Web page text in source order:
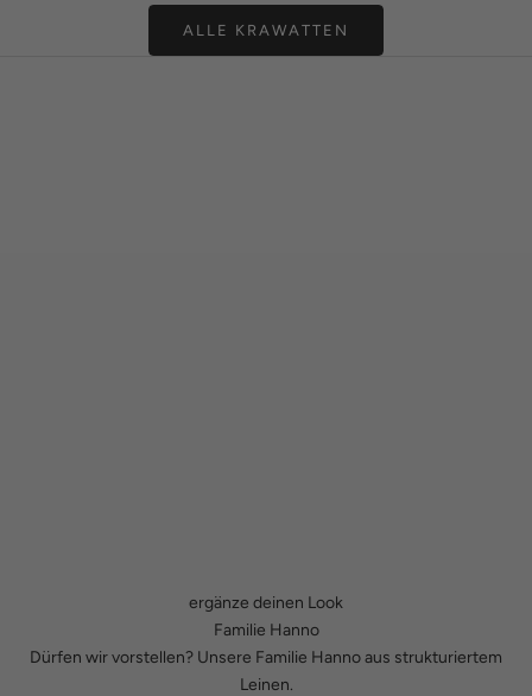
ALLE KRAWATTEN
ergänze deinen Look
Familie Hanno
Dürfen wir vorstellen? Unsere Familie Hanno aus strukturiertem
Leinen.